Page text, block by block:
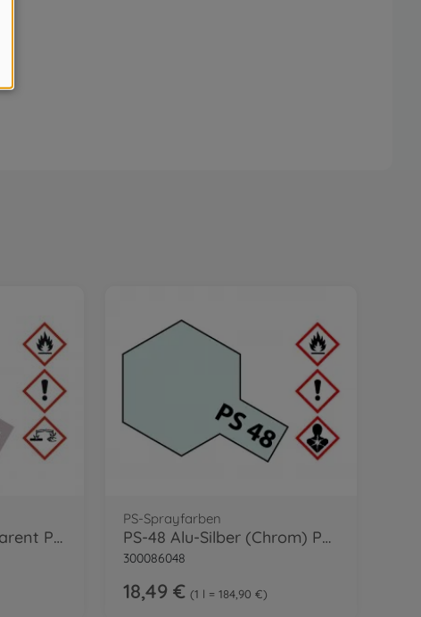
PS-31 Rauch Transparent Polyc. 100ml
PS-Sprayfarben
PS-48 Alu-Silber (Chrom) Polyc. 100ml
300086048
18,49 € 1 l = 184,90 €